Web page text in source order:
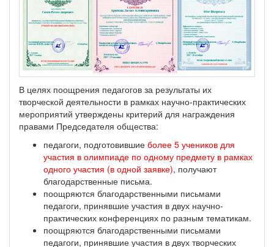
В целях поощрения педагогов за результаты их
творческой деятельности в рамках научно-практических
мероприятий утверждены критерий для награждения
правами Председателя общества:
педагоги, подготовившие более 5 учеников для
участия в олимпиаде по одному предмету в рамках
одного участия (в одной заявке), получают
благодарственные письма.
поощряются благодарственными письмами
педагоги, принявшие участия в двух научно-
практических конференциях по разным тематикам.
поощряются благодарственными письмами
педагоги, принявшие участия в двух творческих